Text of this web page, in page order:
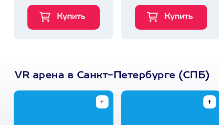
VR арена в Санкт-Петербурге (СПБ)